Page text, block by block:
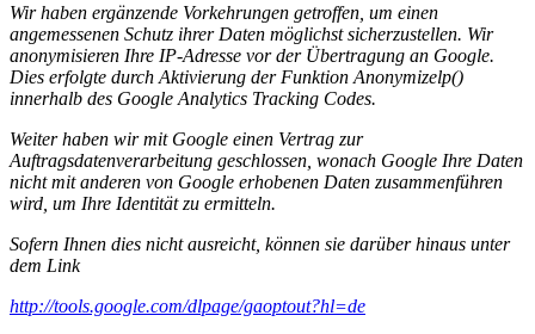
Wir haben ergänzende Vorkehrungen getroffen, um einen
angemessenen Schutz ihrer Daten möglichst sicherzustellen. Wir
anonymisieren Ihre IP-Adresse vor der Übertragung an Google.
Dies erfolgte durch Aktivierung der Funktion Anonymizelp()
innerhalb des Google Analytics Tracking Codes.
Weiter haben wir mit Google einen Vertrag zur
Auftragsdatenverarbeitung geschlossen, wonach Google Ihre Daten
nicht mit anderen von Google erhobenen Daten zusammenführen
wird, um Ihre Identität zu ermitteln.
Sofern Ihnen dies nicht ausreicht, können sie darüber hinaus unter
dem Link
http://tools.google.com/dlpage/gaoptout?hl=de